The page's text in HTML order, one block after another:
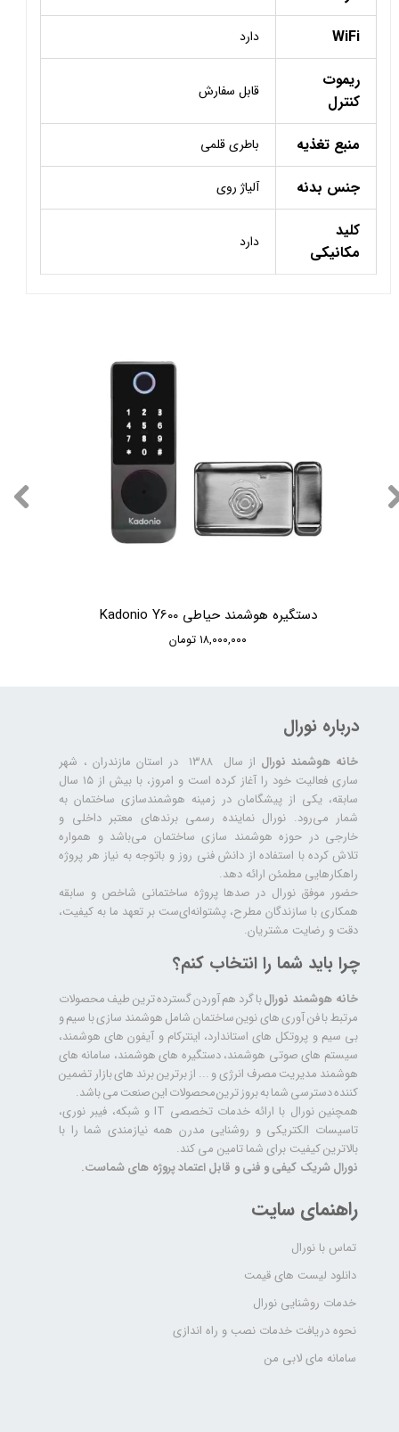
WiFi دارد
ریموت
کنترل
قابل سفارش
منبع تغذیه باطری قلمی
جنس بدنه آلیاژ روی
کلید
مکانیکی
دارد
دستگیره هوشمند حیاطی Kadonio Y600
۱۸,۰۰۰,۰۰۰ تومان
درباره نورال
خانه هوشمند نورال
از سال ۱۳۸۸ در استان مازندران ، شهر
ساری فعالیت خود را آغاز کرده است و امروز، با بیش از ۱۵ سال
سابقه، یکی از پیشگامان در زمینه هوشمندسازی ساختمان به
شمار می‌رود. نورال نماینده رسمی برندهای معتبر داخلی و
خارجی در حوزه هوشمند سازی ساختمان می‌باشد و همواره
تلاش کرده با استفاده از دانش فنی روز و باتوجه به نیاز هر پروژه
راهکارهایی مطمئن ارائه دهد.
حضور موفق نورال در صدها پروژه‌ ساختمانی شاخص و سابقه
همکاری با سازندگان مطرح، پشتوانه‌ای‌ست بر تعهد ما به کیفیت،
دقت و رضایت مشتریان.
راهنمای سایت
تماس با نورال
دانلود لیست های قیمت
خدمات روشنایی نورال
نحوه دریافت خدمات نصب و راه اندازی
سامانه مای لابی من
چرا باید شما را انتخاب کنم؟
خانه هوشمند نورالبا گرد هم آوردن گسترده ترین طیف محصولات
مرتبط با فن آوری های نوین ساختمان شامل هوشمند سازی با سیم و
بی سیم و پروتکل های استاندارد، اینترکام و آیفون های هوشمند،
سیستم های صوتی هوشمند، دستگیره های هوشمند، سامانه های
هوشمند مدیریت مصرف انرژی و ... از برترین برند های بازار تضمین
کننده دسترسی شما به بروز ترین محصولات این صنعت می باشد.
همچنین نورال با ارائه خدمات تخصصی IT و شبکه، فیبر نوری،
تاسیسات الکتریکی و روشنایی مدرن همه نیازمندی شما را با
بالاترین کیفیت برای شما تامین می کند.
نورال شریک کیفی و فنی و قابل اعتماد پروژه های شماست.